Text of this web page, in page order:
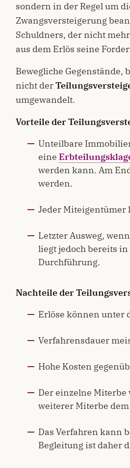
sondern in der Regel um
Zwangsversteigerung
Schuldners, der nicht
aus dem Erlös seine
Bewegliche Gegenstände,
nicht der
umgewandelt.
Vorteile der
Unteilbare
eine
werden kann. Am
werden.
Jeder Miteigentümer
Letzter Ausweg,
liegt jedoch bereits
Durchführung.
Nachteile der
Erlöse können unter
Verfahrensdauer
Hohe Kosten
Der einzelne Miterbe
weiterer Miterbe
Das Verfahren kann
Begleitung ist daher